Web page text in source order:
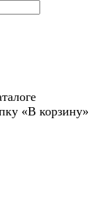
«В корзину»